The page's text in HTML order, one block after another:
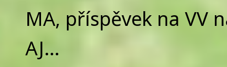
MA, příspěvek na VV
AJ…